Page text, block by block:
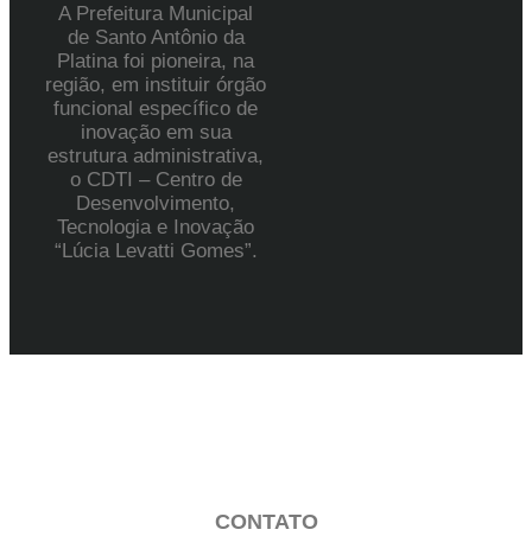
A Prefeitura Municipal
de Santo Antônio da
Platina foi pioneira, na
região, em instituir órgão
funcional específico de
inovação em sua
estrutura administrativa,
o CDTI – Centro de
Desenvolvimento,
Tecnologia e Inovação
“Lúcia Levatti Gomes”.
CONTATO